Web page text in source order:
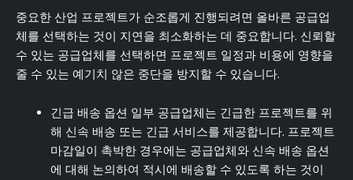
중요한 산업 프로젝트가 순조롭게 진행되려면 올바른 공급업
체를 선택하는 것이 지연을 최소화하는 데 중요합니다. 신뢰할
수 있는 공급업체를 선택하면 프로젝트 일정과 비용에 영향을
줄 수 있는 예기치 않은 중단을 방지할 수 있습니다.
긴급 배송 옵션 일부 공급업체는 긴급한 프로젝트를 위
해 신속 배송 또는 긴급 서비스를 제공합니다. 프로젝트
마감일이 촉박한 경우에는 공급업체와 신속 배송 옵션
에 대해 논의하여 적시에 배송할 수 있도록 하는 것이